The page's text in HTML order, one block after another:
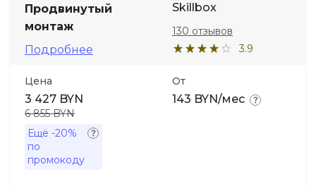
Продвинутый
монтаж
Подробнее
Skillbox
3.9
130 отзывов
Цена
3 427 BYN
6 855 BYN
Ещё -20%
по
промокоду
От
143 BYN/мес